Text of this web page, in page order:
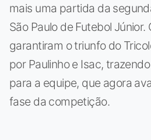
mais uma partida da
São Paulo de Futebol Júnior.
garantiram o triunfo do
por Paulinho e Isac,
para a equipe, que agora
fase da competição.